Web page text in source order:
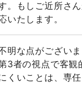
。もしご近所さ
いたします。
明な点がござい
3者の視点で客観
くいことは、専